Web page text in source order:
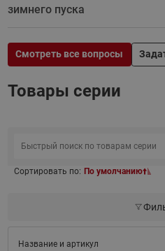
зимнего пуска
Смотреть все вопросы
Товары серии
Сортировать по: По умолчанию